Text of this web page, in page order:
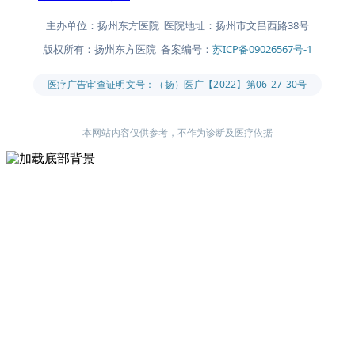
主办单位：扬州东方医院 医院地址：扬州市文昌西路38号
版权所有：扬州东方医院 备案编号： 苏ICP备09026567号-1
医疗广告审查证明文号：（扬）医广【2022】第06-27-30号
本网站内容仅供参考，不作为诊断及医疗依据